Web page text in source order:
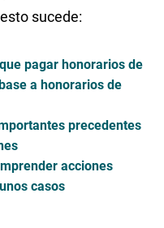
sucede:
pagar honorarios de
a honorarios de
precedentes
acciones
casos